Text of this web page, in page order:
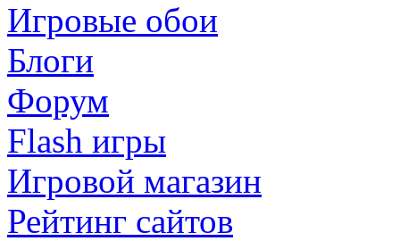
Игровые обои
Блоги
Форум
Flash игры
Игровой магазин
Рейтинг сайтов